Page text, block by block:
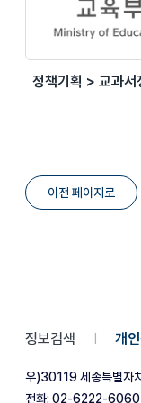
정책기획 > 교과서
이전 페이지로
정보검색 개
우)30119 세종특별자
전화: 02-6222-